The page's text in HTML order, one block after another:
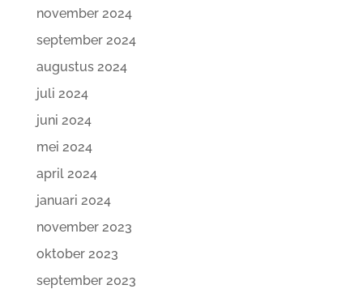
november 2024
september 2024
augustus 2024
juli 2024
juni 2024
mei 2024
april 2024
januari 2024
november 2023
oktober 2023
september 2023